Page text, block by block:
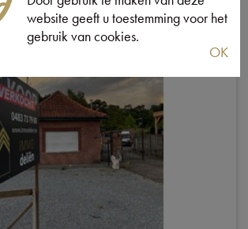
website geeft u toestemming voor het
gebruik van cookies.
OK